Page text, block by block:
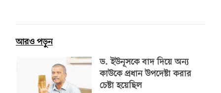
আরও পড়ুন
ড. ইউনূসকে বাদ দিয়ে অন্য
কাউকে প্রধান উপদেষ্টা করার
চেষ্টা হয়েছিল